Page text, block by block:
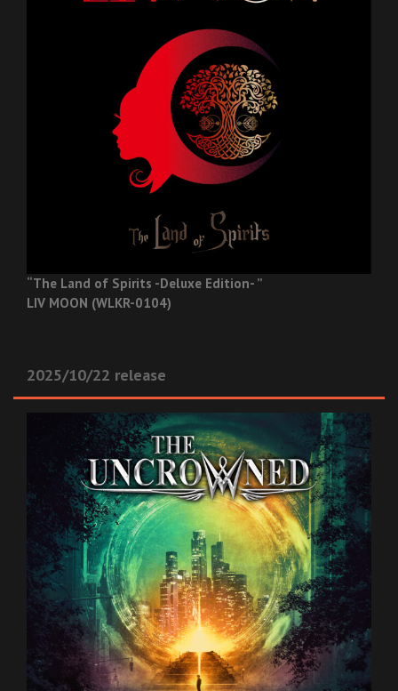
“The Land of Spirits -Deluxe Edition- ”
LIV MOON (WLKR-0104)
2025/10/22 release